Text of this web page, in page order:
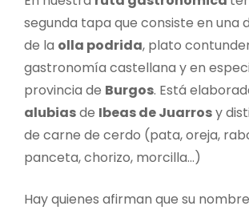
segunda tapa que consiste en una
de la olla podrida, plato
gastronomía castellana y en
provincia de Burgos. Está
alubiasde Ibeas de Juarrosy
de carne de cerdo (pata, oreja,
panceta, chorizo, morcilla…)
Hay quienes afirman que su